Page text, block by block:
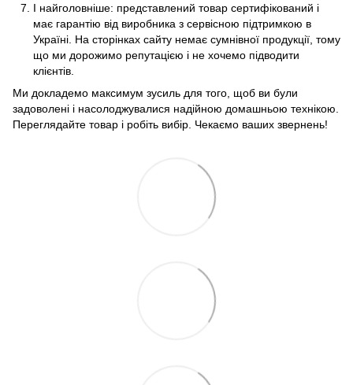
І найголовніше: представлений товар сертифікований і
має гарантію від виробника з сервісною підтримкою в
Україні. На сторінках сайту немає сумнівної продукції, тому
що ми дорожимо репутацією і не хочемо підводити
клієнтів.
Ми докладемо максимум зусиль для того, щоб ви були
задоволені і насолоджувалися надійною домашньою технікою.
Переглядайте товар і робіть вибір. Чекаємо ваших звернень!